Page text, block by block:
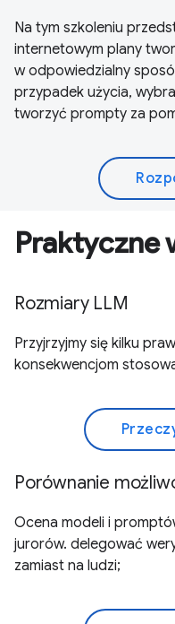
Na tym szkoleniu
internetowym plany
w odpowiedzialny
przypadek użycia,
tworzyć prompty za
Praktyczne
Rozmiary LLM
Przyjrzyjmy się kilku
konsekwencjom
Porównanie
Ocena modeli i
jurorów. delegować
zamiast na ludzi;